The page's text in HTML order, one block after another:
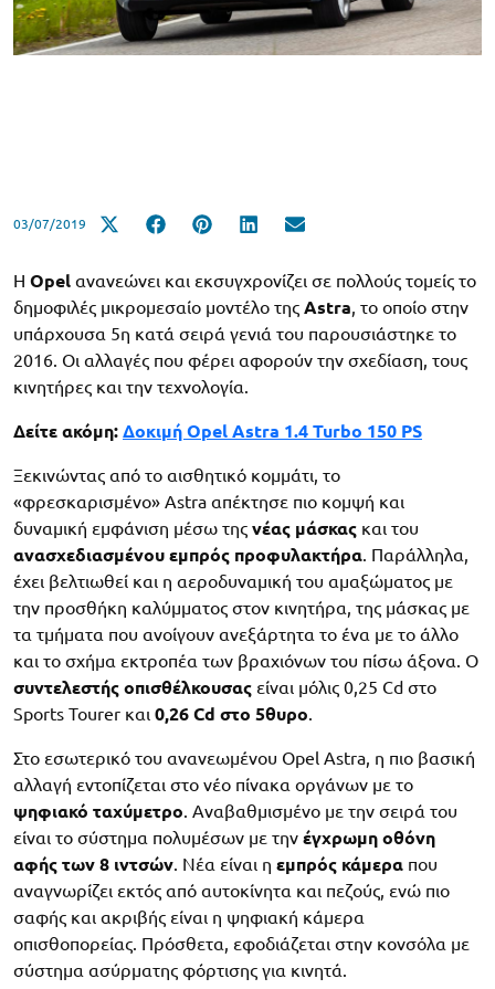
03/07/2019
Η Opel ανανεώνει και εκσυγχρονίζει σε πολλούς τομείς το
δημοφιλές μικρομεσαίο μοντέλο της Astra, το οποίο στην
υπάρχουσα 5η κατά σειρά γενιά του παρουσιάστηκε το
2016. Οι αλλαγές που φέρει αφορούν την σχεδίαση, τους
κινητήρες και την τεχνολογία.
Δείτε ακόμη: Δοκιμή Opel Astra 1.4 Turbo 150 PS
Ξεκινώντας από το αισθητικό κομμάτι, το
«φρεσκαρισμένο» Astra απέκτησε πιο κομψή και
δυναμική εμφάνιση μέσω της νέας μάσκας και του
ανασχεδιασμένου εμπρός προφυλακτήρα. Παράλληλα,
έχει βελτιωθεί και η αεροδυναμική του αμαξώματος με
την προσθήκη καλύμματος στον κινητήρα, της μάσκας με
τα τμήματα που ανοίγουν ανεξάρτητα το ένα με το άλλο
και το σχήμα εκτροπέα των βραχιόνων του πίσω άξονα. Ο
συντελεστής οπισθέλκουσας είναι μόλις 0,25 Cd στο
Sports Tourer και 0,26 Cd στο 5θυρο.
Στο εσωτερικό του ανανεωμένου Opel Astra, η πιο βασική
αλλαγή εντοπίζεται στο νέο πίνακα οργάνων με το
ψηφιακό ταχύμετρο. Αναβαθμισμένο με την σειρά του
είναι το σύστημα πολυμέσων με την έγχρωμη οθόνη
αφής των 8 ιντσών. Νέα είναι η εμπρός κάμερα που
αναγνωρίζει εκτός από αυτοκίνητα και πεζούς, ενώ πιο
σαφής και ακριβής είναι η ψηφιακή κάμερα
οπισθοπορείας. Πρόσθετα, εφοδιάζεται στην κονσόλα με
σύστημα ασύρματης φόρτισης για κινητά.